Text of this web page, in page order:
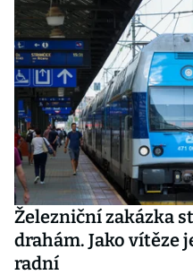
Železniční zakázka
drahám. Jako vítěze
radní